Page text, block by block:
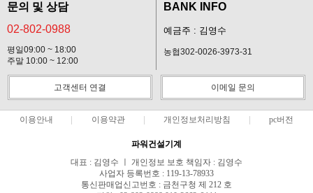
문의 및 상담
02-802-0988
평일09:00 ~ 18:00
주말 10:00 ~ 12:00
BANK INFO
예금주 : 김영수
농협302-0026-3973-31
고객센터 연결 이메일 문의
이용안내 이용약관 개인정보처리방침 pc버전
파워건설기계
대표 : 김영수 ㅣ 개인정보 보호 책임자 : 김영수
사업자 등록번호 : 119-13-78933
통신판매업신고번호 : 금천구청 제 212 호